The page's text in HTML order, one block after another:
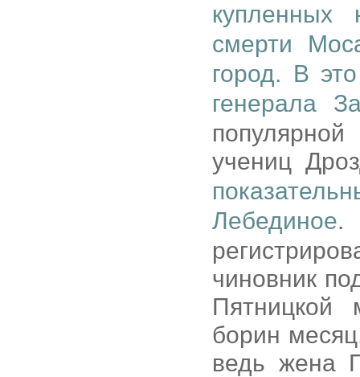
купленных
смерти
город. В
генерала
учениц
Лебединое.
чиновник
Пятницкой
борин
ведь жена